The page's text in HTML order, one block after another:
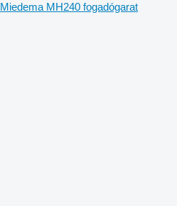
Miedema MH240 fogadógarat